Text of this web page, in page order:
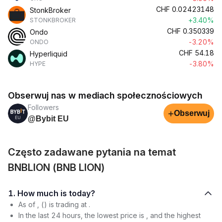
StonkBroker
STONKBROKER
CHF 0.02423148
+3.40%
Ondo
ONDO
CHF 0.350339
-3.20%
Hyperliquid
HYPE
CHF 54.18
-3.80%
Obserwuj nas w mediach społecznościowych
Followers
@Bybit EU
+Obserwuj
Często zadawane pytania na temat
BNBLION (BNB LION)
1. How much is today?
As of , () is trading at .
In the last 24 hours, the lowest price is , and the highest